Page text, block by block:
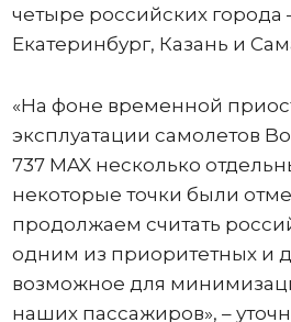
четыре российских города
Екатеринбург, Казань и
«На фоне временной
эксплуатации самолетов
737 MAX несколько
некоторые точки были
продолжаем считать
одним из приоритетных и
возможное для
наших пассажиров», –